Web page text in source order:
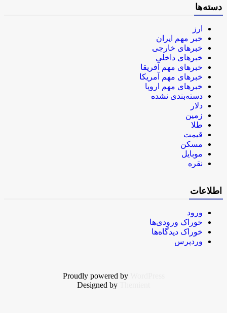
دسته‌ها
ارز
خبر مهم ایران
خبرهای خارجی
خبرهای داخلی
خبرهای مهم آفریقا
خبرهای مهم آمریکا
خبرهای مهم اروپا
دسته‌بندی نشده
دلار
زمین
طلا
قیمت
مسکن
موبایل
نقره
اطلاعات
ورود
خوراک ورودی‌ها
خوراک دیدگاه‌ها
وردپرس
Proudly powered by
Designed by